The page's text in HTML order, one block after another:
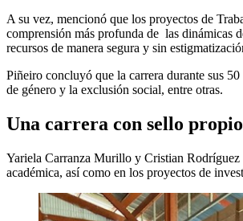
A su vez, mencionó que los proyectos de
comprensión más profunda de las dinámicas
recursos de manera segura y sin
Piñeiro concluyó que la carrera durante sus
de género y la exclusión social, entre otras.
Una carrera con sello propio
Yariela Carranza Murillo y Cristian Rodríguez
académica, así como en los proyectos de